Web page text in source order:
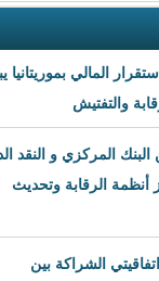
يبحث
الدولي